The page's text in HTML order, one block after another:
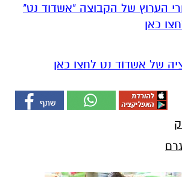
הערוץ של הקבוצה "אשדוד נט"
של אשדוד נט לחצו כאן